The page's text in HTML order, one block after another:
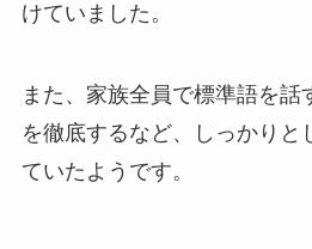
けていました。
また、家族全員で標準語を話
を徹底するなど、しっかりと
ていたようです。